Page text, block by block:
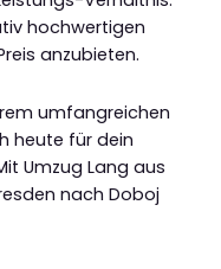
hochwertigen
anzubieten.
umfangreichen
heute für dein
Umzug Lang aus
nach Doboj